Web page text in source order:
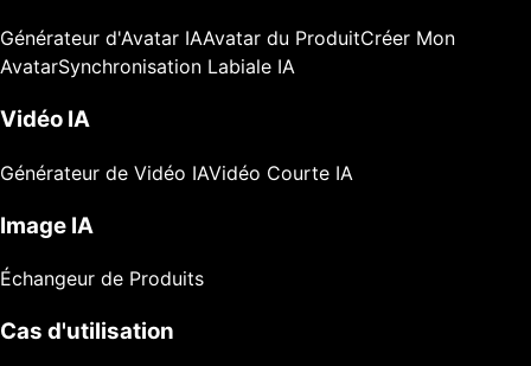
Générateur d'Avatar IAAvatar du ProduitCréer Mon
AvatarSynchronisation Labiale IA
Vidéo IA
Générateur de Vidéo IAVidéo Courte IA
Image IA
Échangeur de Produits
Cas d'utilisation